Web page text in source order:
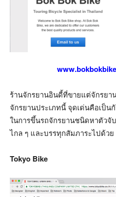
ร้านจักรยานอินดี้ที่ขายแต่จักรยา
จักรยานประเภทนี้ จุดเด่นคือเป็น
ในการขึ้นรถจักรยานชนิดหาตัว
ไกล ๆ และบรรทุกสัมภาระไปด้วย
Tokyo Bike